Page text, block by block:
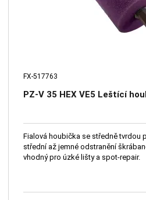
FX-517763
PZ-V 35 HEX VE5 Leštící
Fialová houbička se středně tvrdou
střední až jemné odstranění
vhodný pro úzké lišty a spot-repair.